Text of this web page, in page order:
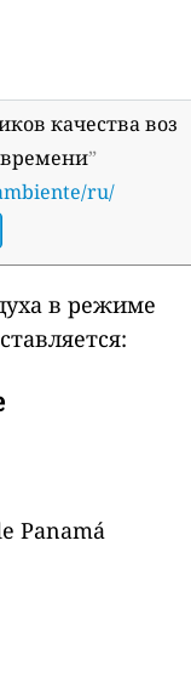
качества воз
”
ru/
в режиме
Panamá